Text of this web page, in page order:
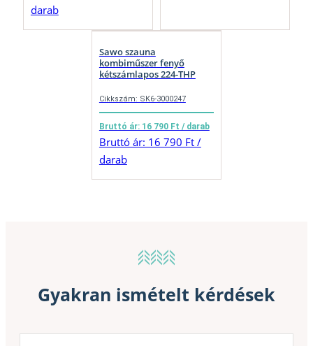
darab
Sawo szauna
kombiműszer fenyő
kétszámlapos 224-THP
Cikkszám: SK6-3000247
Bruttó ár: 16 790 Ft / darab
Bruttó ár: 16 790 Ft /
darab
Gyakran ismételt kérdések